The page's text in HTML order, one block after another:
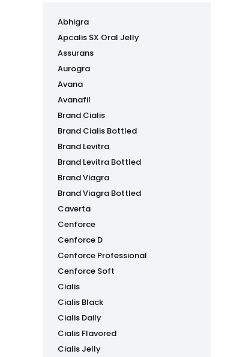
Abhigra
Apcalis SX Oral Jelly
Assurans
Aurogra
Avana
Avanafil
Brand Cialis
Brand Cialis Bottled
Brand Levitra
Brand Levitra Bottled
Brand Viagra
Brand Viagra Bottled
Caverta
Cenforce
Cenforce D
Cenforce Professional
Cenforce Soft
Cialis
Cialis Black
Cialis Daily
Cialis Flavored
Cialis Jelly